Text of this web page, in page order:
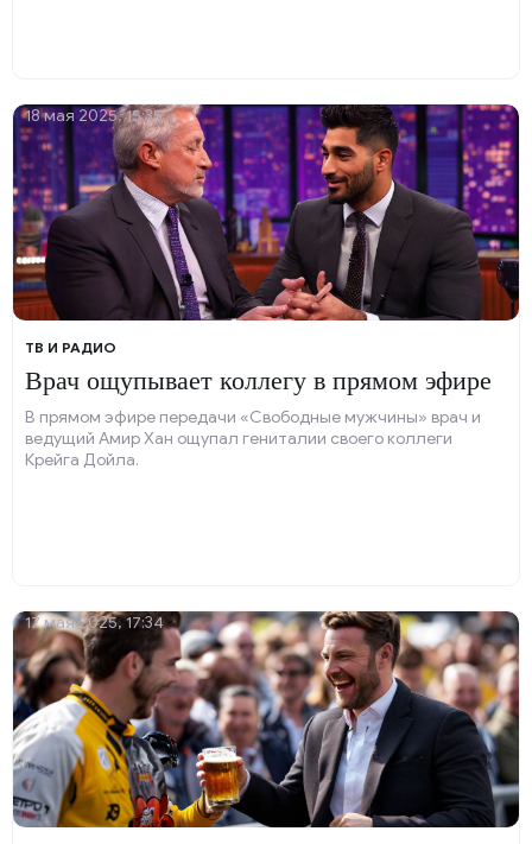
ТВ И РАДИО
Врач ощупывает коллегу в прямом эфире
В прямом эфире передачи «Свободные мужчины» врач и
ведущий Амир Хан ощупал гениталии своего коллеги
Крейга Дойла.
18 мая 2025, 15:35
17 мая 2025, 17:34